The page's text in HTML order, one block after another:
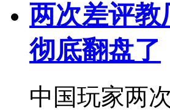
两次差评教
彻底翻盘了
中国玩家两